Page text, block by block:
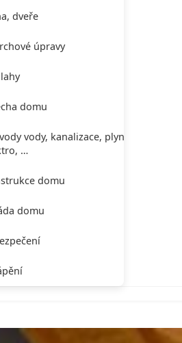
dveře
úpravy
domu
vody, kanalizace, plynu,
…
domu
domu